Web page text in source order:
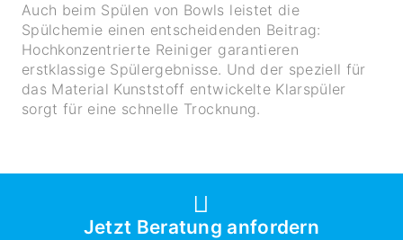
Auch beim Spülen von Bowls leistet die
Spülchemie einen entscheidenden Beitrag:
Hochkonzentrierte Reiniger garantieren
erstklassige Spülergebnisse. Und der speziell für
das Material Kunststoff entwickelte Klarspüler
sorgt für eine schnelle Trocknung.
Jetzt Beratung anfordern